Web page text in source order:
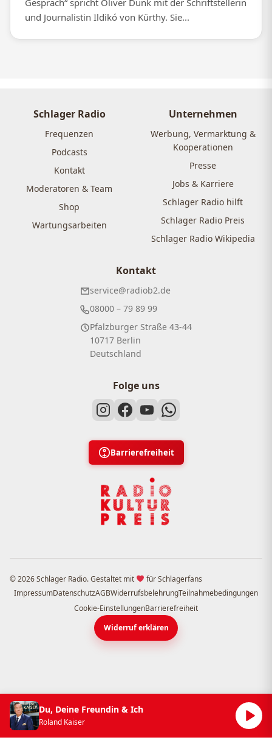
und Journalistin Ildikó von Kürthy. Sie...
Schlager Radio
Frequenzen
Podcasts
Kontakt
Moderatoren & Team
Shop
Wartungsarbeiten
Unternehmen
Werbung, Vermarktung &
Kooperationen
Presse
Jobs & Karriere
Schlager Radio hilft
Schlager Radio Preis
Schlager Radio Wikipedia
Kontakt
service@radiob2.de
08000 – 79 89 99
Pfalzburger Straße 43-44
10717 Berlin
Deutschland
Folge uns
Barrierefreiheit
© 2026 Schlager Radio. Gestaltet mit
für Schlagerfans
ImpressumDatenschutzAGBWiderrufsbelehrungTeilnahmebedingungen
Cookie-EinstellungenBarrierefreiheit
Widerruf erklären
Du, Deine Freundin & Ich
Roland Kaiser